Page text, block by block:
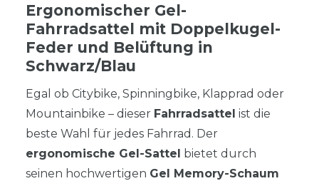
Ergonomischer Gel-
Fahrradsattel mit Doppelkugel-
Feder und Belüftung in
Schwarz/Blau
Egal ob Citybike, Spinningbike, Klapprad oder
Mountainbike – dieser Fahrradsattel ist die
beste Wahl für jedes Fahrrad. Der
ergonomische Gel-Sattel bietet durch
seinen hochwertigen Gel Memory-Schaum